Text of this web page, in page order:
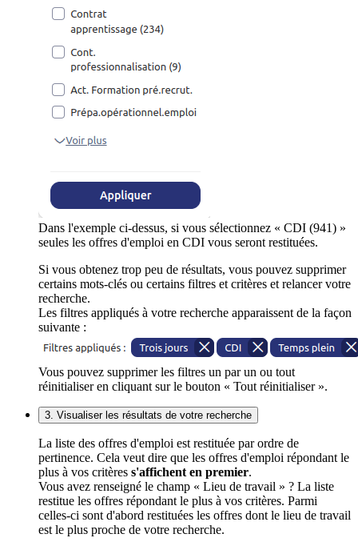
Dans l'exemple ci-dessus, si vous sélectionnez « CDI (941) »
seules les offres d'emploi en CDI vous seront restituées.
Si vous obtenez trop peu de résultats, vous pouvez supprimer
certains mots-clés ou certains filtres et critères et relancer votre
recherche.
Les filtres appliqués à votre recherche apparaissent de la façon
suivante :
Vous pouvez supprimer les filtres un par un ou tout
réinitialiser en cliquant sur le bouton « Tout réinitialiser ».
3. Visualiser les résultats de votre recherche
La liste des offres d'emploi est restituée par ordre de
pertinence. Cela veut dire que les offres d'emploi répondant le
plus à vos critères s'affichent en premier.
Vous avez renseigné le champ « Lieu de travail » ? La liste
restitue les offres répondant le plus à vos critères. Parmi
celles-ci sont d'abord restituées les offres dont le lieu de travail
est le plus proche de votre recherche.